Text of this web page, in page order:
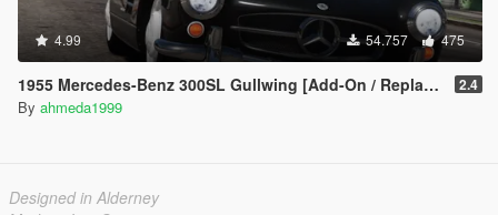
4.99 54.757 475
1955 Mercedes-Benz 300SL Gullwing [Add-On / Replace | Tuning] 2.4
By ahmeda1999
Designed in Alderney